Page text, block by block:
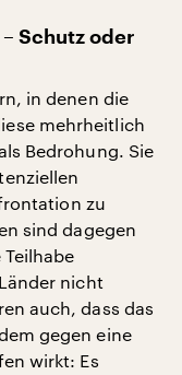
Schutz oder
in denen die
mehrheitlich
Bedrohung. Sie
zu
sind dagegen
nicht
auch, dass das
gegen eine
wirkt: Es